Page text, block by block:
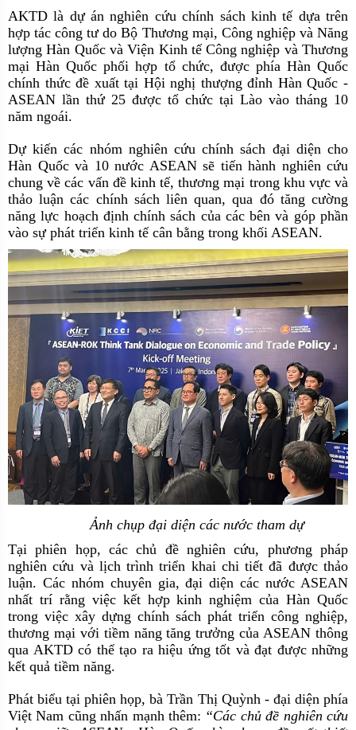
AKTD là dự án nghiên cứu chính sách kinh tế dựa trên
hợp tác công tư do Bộ Thương mại, Công nghiệp và Năng
lượng Hàn Quốc và Viện Kinh tế Công nghiệp và Thương
mại Hàn Quốc phối hợp tổ chức, được phía Hàn Quốc
chính thức đề xuất tại Hội nghị thượng đỉnh Hàn Quốc -
ASEAN lần thứ 25 được tổ chức tại Lào vào tháng 10
năm ngoái.
Dự kiến các nhóm nghiên cứu chính sách đại diện cho
Hàn Quốc và 10 nước ASEAN sẽ tiến hành nghiên cứu
chung về các vấn đề kinh tế, thương mại trong khu vực và
thảo luận các chính sách liên quan, qua đó tăng cường
năng lực hoạch định chính sách của các bên và góp phần
vào sự phát triển kinh tế cân bằng trong khối ASEAN.
Ảnh chụp đại diện các nước tham dự
Tại phiên họp, các chủ đề nghiên cứu, phương pháp
nghiên cứu và lịch trình triển khai chi tiết đã được thảo
luận. Các nhóm chuyên gia, đại diện các nước ASEAN
nhất trí rằng việc kết hợp kinh nghiệm của Hàn Quốc
trong việc xây dựng chính sách phát triển công nghiệp,
thương mại với tiềm năng tăng trưởng của ASEAN thông
qua AKTD có thể tạo ra hiệu ứng tốt và đạt được những
kết quả tiềm năng.
Phát biểu tại phiên họp, bà Trần Thị Quỳnh -đại diện phía
Việt Nam cũng nhấn mạnh thêm: “Các chủ đề nghiên cứu